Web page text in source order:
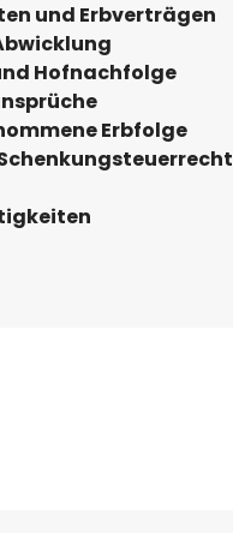
und Erbverträgen
Hofnachfolge
Erbfolge